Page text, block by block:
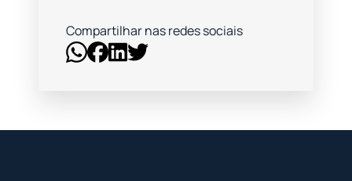
Compartilhar nas redes sociais